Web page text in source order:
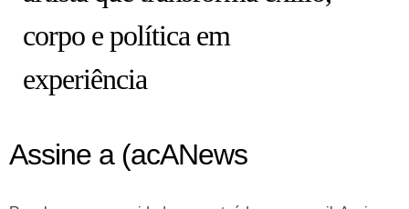
corpo e política em
experiência
Assine a (acANews